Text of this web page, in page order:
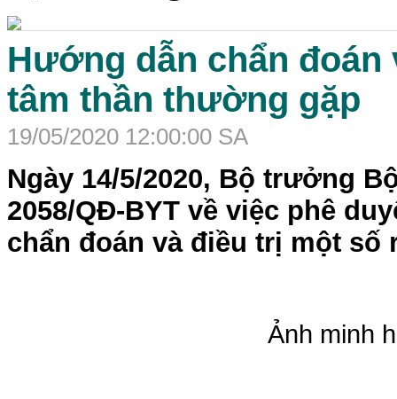
Hướng dẫn chẩn
tâm thần thường gặp
19/05/2020 12:00:00 SA
Ngày 14/5/2020, Bộ trưởng
2058/QĐ-BYT về việc phê
chẩn đoán và điều trị một
Ảnh minh